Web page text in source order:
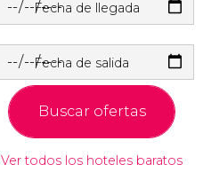
Fecha de llegada
Fecha de salida
Buscar ofertas
Ver todos los hoteles baratos